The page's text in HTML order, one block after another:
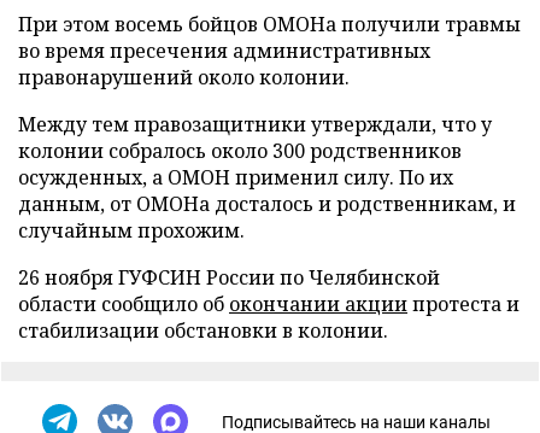
При этом восемь бойцов ОМОНа получили травмы
во время пресечения административных
правонарушений около колонии.
Между тем правозащитники утверждали, что у
колонии собралось около 300 родственников
осужденных, а ОМОН применил силу. По их
данным, от ОМОНа досталось и родственникам, и
случайным прохожим.
26 ноября ГУФСИН России по Челябинской
области сообщило об окончании акциипротеста и
стабилизации обстановки в колонии.
Подписывайтесь на наши каналы